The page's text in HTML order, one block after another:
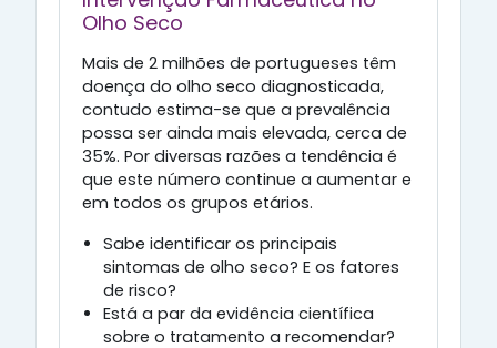
Olho Seco
Mais de 2 milhões de portugueses têm
doença do olho seco diagnosticada,
contudo estima-se que a prevalência
possa ser ainda mais elevada, cerca de
35%. Por diversas razões a tendência é
que este número continue a aumentar e
em todos os grupos etários.
Sabe identificar os principais
sintomas de olho seco? E os fatores
de risco?
Está a par da evidência científica
sobre o tratamento a recomendar?